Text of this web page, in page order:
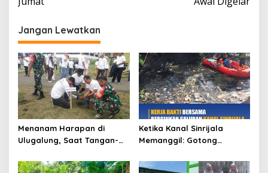
Jangan Lewatkan
Menanam Harapan di
Ulugalung, Saat Tangan-
Bumi
Ketika Kanal Sinrijala
Memanggil: Gotong
Makassar